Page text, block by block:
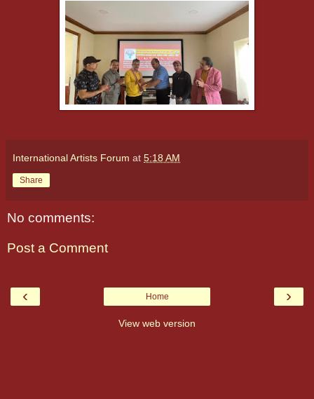
International Artists Forum at 5:18 AM
Share
No comments:
Post a Comment
‹ ›
Home
View web version